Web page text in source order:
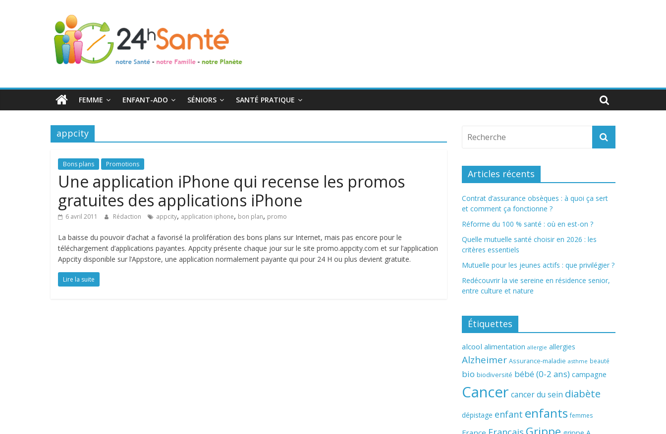
24h
Santé
toute
famille
FEMME ENFANT-ADO SÉNIORS SANTÉ PRATIQUE
appcity
Bons plans Promotions
Une application iPhone qui recense les promos
gratuites des applications iPhone
6 avril 2011 Rédaction appcity, application iphone, bon plan, promo
La baisse du pouvoir d’achat a favorisé la prolifération des bons plans sur Internet, mais pas encore pour le
téléchargement d’applications payantes. Appcity présente chaque jour sur le site promo.appcity.com et sur l’application
Appcity disponible sur l’Appstore, une application normalement payante qui pour 24 H ou plus devient gratuite.
Lire la suite
Articles récents
Contrat d’assurance obsèques : à quoi ça sert
et comment ça fonctionne ?
Réforme du 100 % santé : où en est-on ?
Quelle mutuelle santé choisir en 2026 : les
critères essentiels
Mutuelle pour les jeunes actifs : que privilégier ?
Redécouvrir la vie sereine en résidence senior,
entre culture et nature
Étiquettes
alcool alimentation allergie allergies
Alzheimer Assurance-maladie asthme beauté
bio biodiversité bébé (0-2 ans) campagne
Cancer cancer du sein diabète
dépistage enfant enfants femmes